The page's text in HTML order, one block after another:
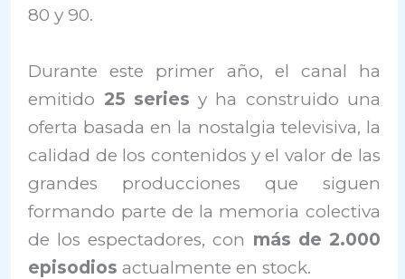
80 y 90.
Durante este primer año, el canal ha
emitido 25 series y ha construido una
oferta basada en la nostalgia televisiva, la
calidad de los contenidos y el valor de las
grandes producciones que siguen
formando parte de la memoria colectiva
de los espectadores, con más de 2.000
episodios actualmente en stock.